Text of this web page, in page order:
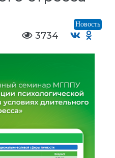
Новость
3734